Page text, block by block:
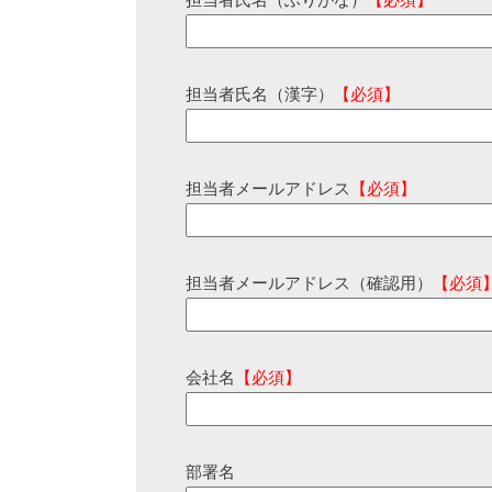
担当者氏名（漢字） 【必須】
担当者メールアドレス 【必須】
担当者メールアドレス（確認用） 【必須
会社名 【必須】
部署名